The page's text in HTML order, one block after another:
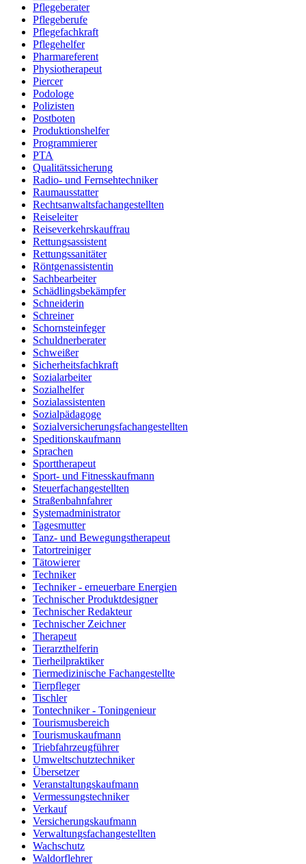
Pflegeberater
Pflegeberufe
Pflegefachkraft
Pflegehelfer
Pharmareferent
Physiotherapeut
Piercer
Podologe
Polizisten
Postboten
Produktionshelfer
Programmierer
PTA
Qualitätssicherung
Radio- und Fernsehtechniker
Raumausstatter
Rechtsanwaltsfachangestellten
Reiseleiter
Reiseverkehrskauffrau
Rettungsassistent
Rettungssanitäter
Röntgenassistentin
Sachbearbeiter
Schädlingsbekämpfer
Schneiderin
Schreiner
Schornsteinfeger
Schuldnerberater
Schweißer
Sicherheitsfachkraft
Sozialarbeiter
Sozialhelfer
Sozialassistenten
Sozialpädagoge
Sozialversicherungsfachangestellten
Speditionskaufmann
Sprachen
Sporttherapeut
Sport- und Fitnesskaufmann
Steuerfachangestellten
Straßenbahnfahrer
Systemadministrator
Tagesmutter
Tanz- und Bewegungstherapeut
Tatortreiniger
Tätowierer
Techniker
Techniker - erneuerbare Energien
Technischer Produktdesigner
Technischer Redakteur
Technischer Zeichner
Therapeut
Tierarzthelferin
Tierheilpraktiker
Tiermedizinische Fachangestellte
Tierpfleger
Tischler
Tontechniker - Toningenieur
Tourismusbereich
Tourismuskaufmann
Triebfahrzeugführer
Umweltschutztechniker
Übersetzer
Veranstaltungskaufmann
Vermessungstechniker
Verkauf
Versicherungskaufmann
Verwaltungsfachangestellten
Wachschutz
Waldorflehrer